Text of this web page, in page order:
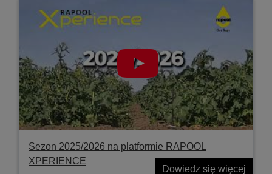
Sezon 2025/2026 na platformie RAPOOL
XPERIENCE
Dowiedz się więcej